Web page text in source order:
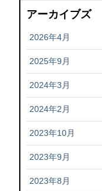
アーカイブズ
2026年4月
2025年9月
2024年3月
2024年2月
2023年10月
2023年9月
2023年8月